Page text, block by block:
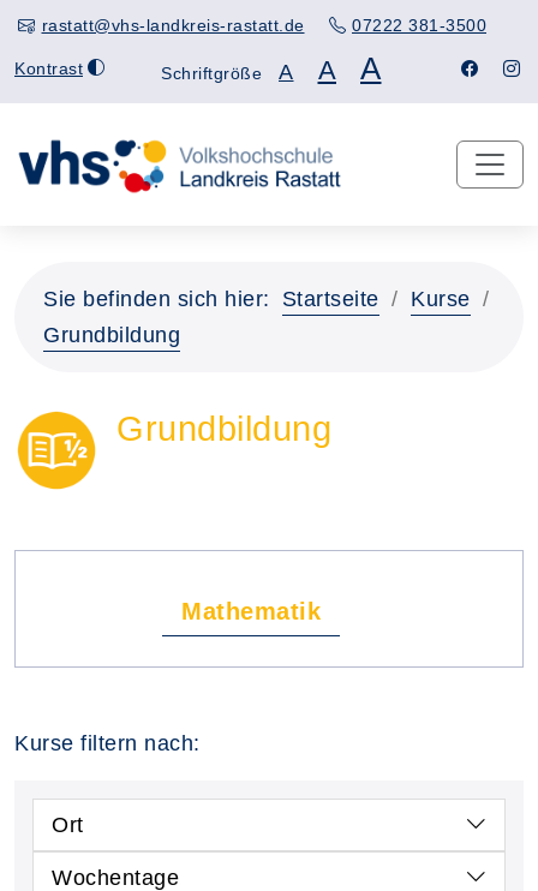
rastatt@vhs-landkreis-rastatt.de 07222 381-3500
Kontrast Schriftgröße A A A
Sie befinden sich hier: Startseite
Kurse
Grundbildung
Grundbildung
Mathematik
Kurse filtern nach:
Ort
Wochentage